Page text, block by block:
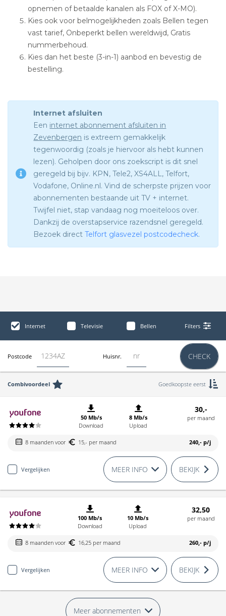
opnemen of betaalde kanalen als FOX of X-MO).
Kies ook voor belmogelijkheden zoals Bellen tegen
vast tarief, Onbeperkt bellen wereldwijd, Gratis
nummerbehoud.
Kies dan het beste (3-in-1) aanbod en bevestig de
bestelling.
Internet afsluiten
Een internet abonnement afsluiten in
Zevenbergen is extreem gemakkelijk
tegenwoordig (zoals je hiervoor als hebt kunnen
lezen). Geholpen door ons zoekscript is dit snel
geregeld bij bijv. KPN, Tele2, XS4ALL, Telfort,
Vodafone, Online.nl. Vind de scherpste prijzen voor
abonnementen bestaande uit TV + internet.
Twijfel niet, stap vandaag nog moeiteloos over.
Dankzij de overstapservice razendsnel geregeld.
Bezoek directTelfort glasvezel postcodecheck.
Internet Televisie Bellen Filters
Postcode Huisnr. CHECK
Combivoordeel Goedkoopste eerst
50 Mb/s
Download
8 Mb/s
Upload
30,-
per maand
8 maanden voor 15,- per maand 240,- p/j
Vergelijken MEER INFO BEKIJK
100 Mb/s
Download
10 Mb/s
Upload
32,50
per maand
8 maanden voor 16,25 per maand 260,- p/j
Vergelijken MEER INFO BEKIJK
Meer abonnementen